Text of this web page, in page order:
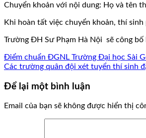
Chuyển khoản với nội dung: Họ và tên
Khi hoàn tất việc chuyển khoản, thí
Trường ĐH Sư Phạm Hà Nội sẽ công
Điểm chuẩn ĐGNL Trường Đại học Sài
Các trường quân đội xét tuyển thí sinh
Để lại một bình luận
Email của bạn sẽ không được hiển thị